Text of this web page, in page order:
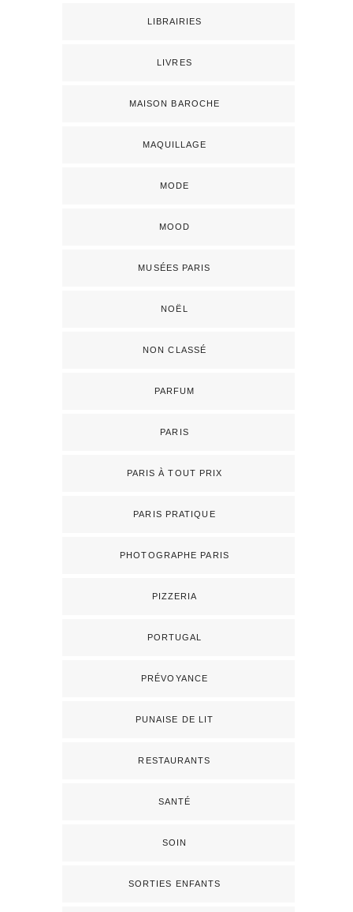
LIBRAIRIES
LIVRES
MAISON BAROCHE
MAQUILLAGE
MODE
MOOD
MUSÉES PARIS
NOËL
NON CLASSÉ
PARFUM
PARIS
PARIS À TOUT PRIX
PARIS PRATIQUE
PHOTOGRAPHE PARIS
PIZZERIA
PORTUGAL
PRÉVOYANCE
PUNAISE DE LIT
RESTAURANTS
SANTÉ
SOIN
SORTIES ENFANTS